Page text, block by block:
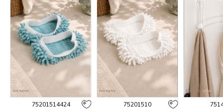
75201514424 75201510